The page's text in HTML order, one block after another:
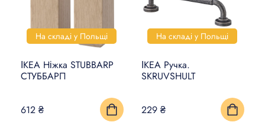
На складі у Польщі
ІКЕА Ніжка STUBBARP
СТУББАРП
612 ₴
На складі у Польщі
ІКЕА Ручка.
SKRUVSHULT
229 ₴